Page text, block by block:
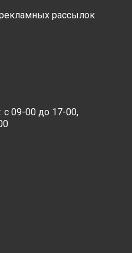
рассылок
с 09-00 до 17-00,